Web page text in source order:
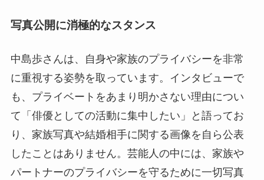
写真公開に消極的なスタンス
中島歩さんは、自身や家族のプライバシーを非常
に重視する姿勢を取っています。インタビューで
も、プライベートをあまり明かさない理由につい
て「俳優としての活動に集中したい」と語ってお
り、家族写真や結婚相手に関する画像を自ら公表
したことはありません。芸能人の中には、家族や
パートナーのプライバシーを守るために一切写真